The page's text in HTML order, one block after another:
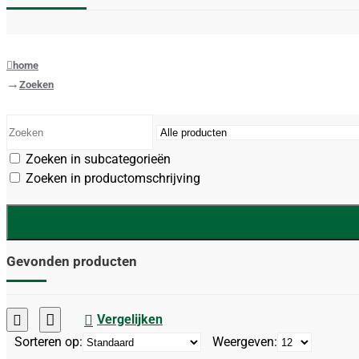
home
Zoeken
Zoeken in subcategorieën
Zoeken in productomschrijving
Gevonden producten
Vergelijken
Sorteren op:
Weergeven: